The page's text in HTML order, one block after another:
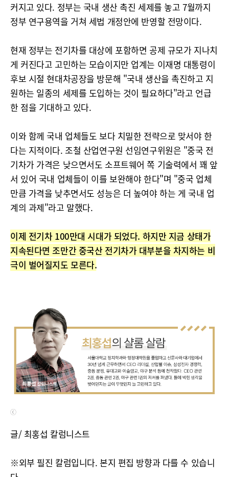
커지고 있다. 정부는 국내 생산 촉진 세제를 놓고 7월까지
정부 연구용역을 거쳐 세법 개정안에 반영할 전망이다.
현재 정부는 전기차를 대상에 포함하면 공제 규모가 지나치
게 커진다고 고민하는 모습이지만 업계는 이재명 대통령이
후보 시절 현대차공장을 방문해 "국내 생산을 촉진하고 지
원하는 일종의 세제를 도입하는 것이 필요하다"라고 언급
한 점을 기대하고 있다.
이와 함께 국내 업체들도 보다 치밀한 전략으로 맞서야 한
다는 지적이다. 조철 산업연구원 선임연구위원은 "중국 전
기차가 가격은 낮으면서도 소프트웨어 쪽 기술력에서 꽤 앞
서 있어 국내 업체들이 이를 보완해야 한다"며 "중국 업체
만큼 가격을 낮추면서도 성능은 더 높여야 하는 게 국내 업
계의 과제"라고 말했다.
이제 전기차 100만대 시대가 되었다. 하지만 지금 상태가
지속된다면 조만간 중국산 전기차가 대부분을 차지하는 비
극이 벌어질지도 모른다.
ⓒ
글/ 최홍섭 칼럼니스트
※외부 필진 칼럼입니다. 본지 편집 방향과 다를 수 있습니